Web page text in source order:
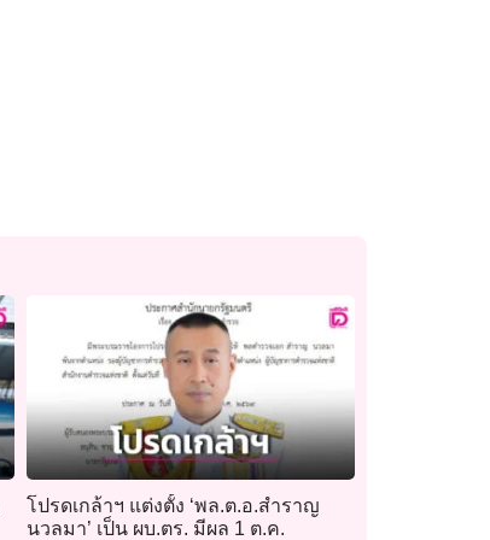
โปรดเกล้าฯ แต่งตั้ง ‘พล.ต.อ.สำราญ
นวลมา’ เป็น ผบ.ตร. มีผล 1 ต.ค.